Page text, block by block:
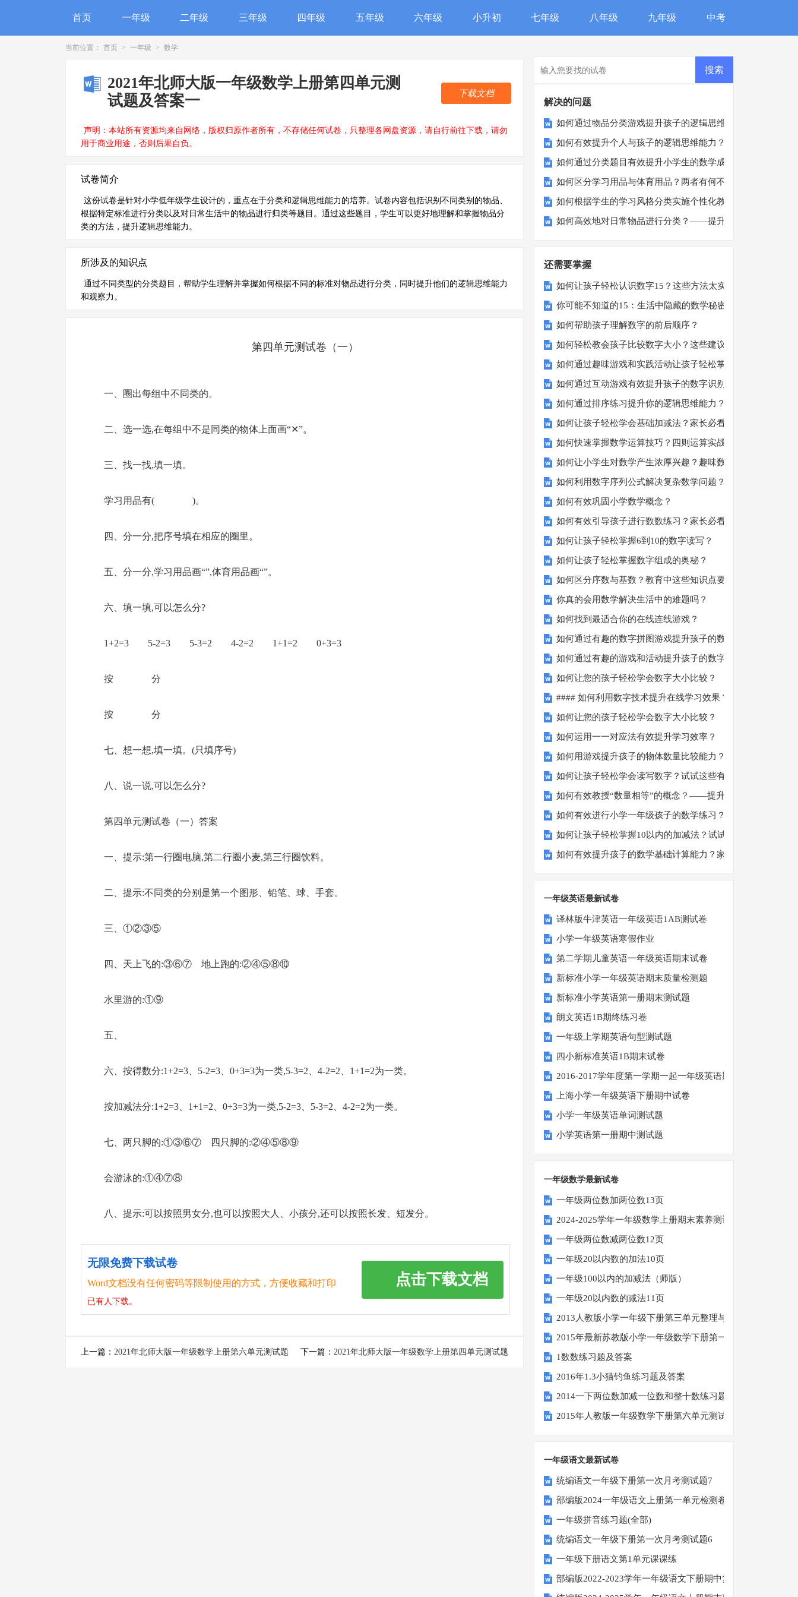
首页 一年级 二年级 三年级 四年级 五年级 六年级 小升初 七年级 八年级 九年级 中考
当前位置： 首页 > 一年级 > 数学
2021年北师大版一年级数学上册第四单元测
试题及答案一
声明：本站所有资源均来自网络，版权归原作者所有，不存储任何试卷，只整理各网盘资源，请自行前往下载，请勿
用于商业用途，否则后果自负。
下载文档
试卷简介
这份试卷是针对小学低年级学生设计的，重点在于分类和逻辑思维能力的培养。试卷内容包括识别不同类别的物品、
根据特定标准进行分类以及对日常生活中的物品进行归类等题目。通过这些题目，学生可以更好地理解和掌握物品分
类的方法，提升逻辑思维能力。
所涉及的知识点
通过不同类型的分类题目，帮助学生理解并掌握如何根据不同的标准对物品进行分类，同时提升他们的逻辑思维能力
和观察力。
第四单元测试卷（一）
一、圈出每组中不同类的。
二、选一选,在每组中不是同类的物体上面画“✕”。
三、找一找,填一填。
学习用品有( )。
四、分一分,把序号填在相应的圈里。
五、分一分,学习用品画“”,体育用品画“”。
六、填一填,可以怎么分?
1+2=3 5-2=3 5-3=2 4-2=2 1+1=2 0+3=3
按 分
按 分
七、想一想,填一填。(只填序号)
八、说一说,可以怎么分?
第四单元测试卷（一）答案
一、提示:第一行圈电脑,第二行圈小麦,第三行圈饮料。
二、提示:不同类的分别是第一个图形、铅笔、球、手套。
三、①②③⑤
四、天上飞的:③⑥⑦ 地上跑的:②④⑤⑧⑩
水里游的:①⑨
五、
六、按得数分:1+2=3、5-2=3、0+3=3为一类,5-3=2、4-2=2、1+1=2为一类。
按加减法分:1+2=3、1+1=2、0+3=3为一类,5-2=3、5-3=2、4-2=2为一类。
七、两只脚的:①③⑥⑦ 四只脚的:②④⑤⑧⑨
会游泳的:①④⑦⑧
八、提示:可以按照男女分,也可以按照大人、小孩分,还可以按照长发、短发分。
无限免费下载试卷
Word文档没有任何密码等限制使用的方式，方便收藏和打印
已有人下载。
点击下载文档
上一篇： 2021年北师大版一年级数学上册第六单元测试题 下一篇： 2021年北师大版一年级数学上册第四单元测试题
解决的问题
如何通过物品分类游戏提升孩子的逻辑思维能力？
如何有效提升个人与孩子的逻辑思维能力？这里有答案！
如何通过分类题目有效提升小学生的数学成绩？
如何区分学习用品与体育用品？两者有何不同？
如何根据学生的学习风格分类实施个性化教学？
如何高效地对日常物品进行分类？——提升居家办公与学习
还需要掌握
如何让孩子轻松认识数字15？这些方法太实用了！
你可能不知道的15：生活中隐藏的数学秘密？
如何帮助孩子理解数字的前后顺序？
如何轻松教会孩子比较数字大小？这些建议或许有帮助！
如何通过趣味游戏和实践活动让孩子轻松掌握数字顺序？
如何通过互动游戏有效提升孩子的数字识别能力？
如何通过排序练习提升你的逻辑思维能力？
如何让孩子轻松学会基础加减法？家长必看的实用技巧！
如何快速掌握数学运算技巧？四则运算实战指南
如何让小学生对数学产生浓厚兴趣？趣味数学活动大揭秘！
如何利用数字序列公式解决复杂数学问题？
如何有效巩固小学数学概念？
如何有效引导孩子进行数数练习？家长必看的五大技巧
如何让孩子轻松掌握6到10的数字读写？
如何让孩子轻松掌握数字组成的奥秘？
如何区分序数与基数？教育中这些知识点要知道！
你真的会用数学解决生活中的难题吗？
如何找到最适合你的在线连线游戏？
如何通过有趣的数字拼图游戏提升孩子的数学能力？
如何通过有趣的游戏和活动提升孩子的数字顺序技能？
如何让您的孩子轻松学会数字大小比较？
#### 如何利用数字技术提升在线学习效果？
如何让您的孩子轻松学会数字大小比较？
如何运用一一对应法有效提升学习效率？
如何用游戏提升孩子的物体数量比较能力？
如何让孩子轻松学会读写数字？试试这些有趣的方法！
如何有效教授“数量相等”的概念？——提升孩子的数学思维
如何有效进行小学一年级孩子的数学练习？
如何让孩子轻松掌握10以内的加减法？试试这些有趣的方法！
如何有效提升孩子的数学基础计算能力？家长必看！
一年级英语最新试卷
译林版牛津英语一年级英语1AB测试卷
小学一年级英语寒假作业
第二学期儿童英语一年级英语期末试卷
新标准小学一年级英语期末质量检测题
新标准小学英语第一册期末测试题
朗文英语1B期终练习卷
一年级上学期英语句型测试题
四小新标准英语1B期末试卷
2016-2017学年度第一学期一起一年级英语期中试卷
上海小学一年级英语下册期中试卷
小学一年级英语单词测试题
小学英语第一册期中测试题
一年级数学最新试卷
一年级两位数加两位数13页
2024-2025学年一年级数学上册期末素养测评卷（考试版A4
一年级两位数减两位数12页
一年级20以内数的加法10页
一年级100以内的加减法（师版）
一年级20以内数的减法11页
2013人教版小学一年级下册第三单元整理与复习（一）练习题
2015年最新苏教版小学一年级数学下册第一次月考试卷
1数数练习题及答案
2016年1.3小猫钓鱼练习题及答案
2014一下两位数加减一位数和整十数练习题四
2015年人教版一年级数学下册第六单元测试题
一年级语文最新试卷
统编语文一年级下册第一次月考测试题7
部编版2024一年级语文上册第一单元检测卷
一年级拼音练习题(全部)
统编语文一年级下册第一次月考测试题6
一年级下册语文第1单元课课练
部编版2022-2023学年一年级语文下册期中复习卷